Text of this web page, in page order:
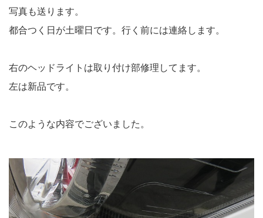
写真も送ります。
都合つく日が土曜日です。行く前には連絡します。
右のヘッドライトは取り付け部修理してます。
左は新品です。
このような内容でございました。